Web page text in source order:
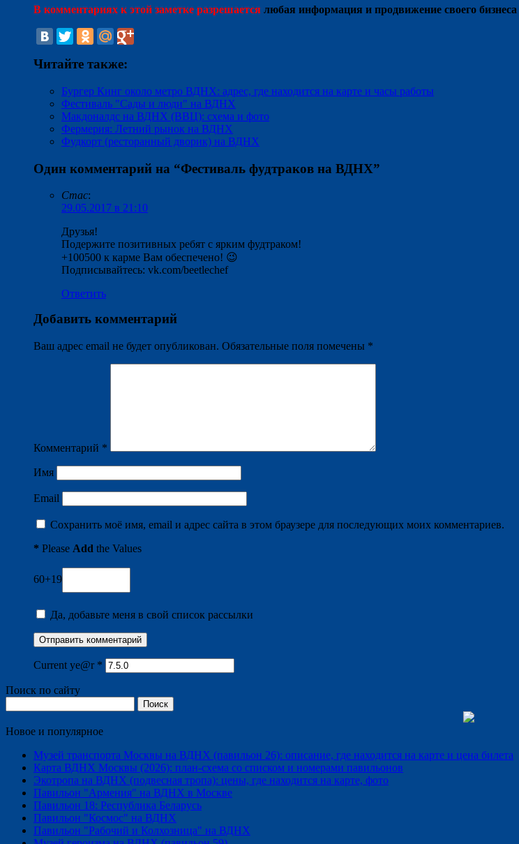
В комментариях к этой заметке разрешается любая информация и продвижение своего бизнеса
Читайте также:
Бургер Кинг около метро ВДНХ: адрес, где находится на карте и часы работы
Фестиваль "Сады и люди" на ВДНХ
Макдоналдс на ВДНХ (ВВЦ): схема и фото
Фермерия: Летний рынок на ВДНХ
Фудкорт (ресторанный дворик) на ВДНХ
Один комментарий на “Фестиваль фудтраков на ВДНХ”
Стас:
29.05.2017 в 21:10
Друзья!
Подержите позитивных ребят с ярким фудтраком!
+100500 к карме Вам обеспечено! 😉
Подписывайтесь: vk.com/beetlechef
Ответить
Добавить комментарий
Ваш адрес email не будет опубликован. Обязательные поля помечены *
Комментарий *
Имя
Email
Сохранить моё имя, email и адрес сайта в этом браузере для последующих моих комментариев.
* Please Add the Values
60+19
Да, добавьте меня в свой список рассылки
Current ye@r *
Поиск по сайту
Новое и популярное
Музей транспорта Москвы на ВДНХ (павильон 26): описание, где находится на карте и цена билета
Карта ВДНХ Москвы (2026): план-схема со списком и номерами павильонов
Экотропа на ВДНХ (подвесная тропа): цены, где находится на карте, фото
Павильон "Армения" на ВДНХ в Москве
Павильон 18: Республика Беларусь
Павильон "Космос" на ВДНХ
Павильон "Рабочий и Колхозница" на ВДНХ